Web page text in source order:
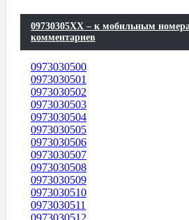
09730305XX – к мобильным
комментариев
0973030500
0973030501
0973030502
0973030503
0973030504
0973030505
0973030506
0973030507
0973030508
0973030509
0973030510
0973030511